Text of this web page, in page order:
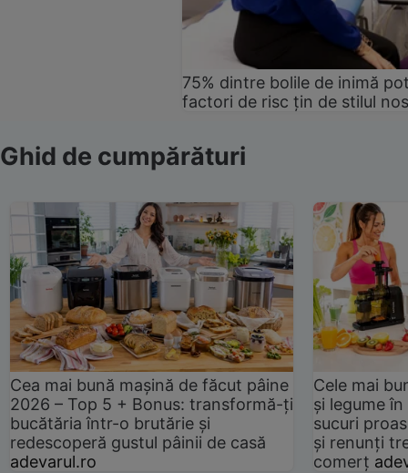
75% dintre bolile de inimă
factori de risc țin de stilul
Ghid de cumpărături
Cea mai bună mașină de făcut pâine
2026 – Top 5 + Bonus: transformă-ți
bucătăria într-o brutărie și
redescoperă gustul pâinii de casă
adevarul.ro
Cele mai
și legume
sucuri
și renunți
comerț